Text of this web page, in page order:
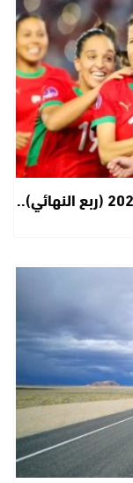
كأس أمم إفريقيا للسيدات – المغرب 2026 (ربع النهائي)..